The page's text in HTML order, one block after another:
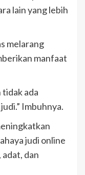
lain yang lebih
melarang
manfaat
tidak ada
Imbuhnya.
judi online
dan